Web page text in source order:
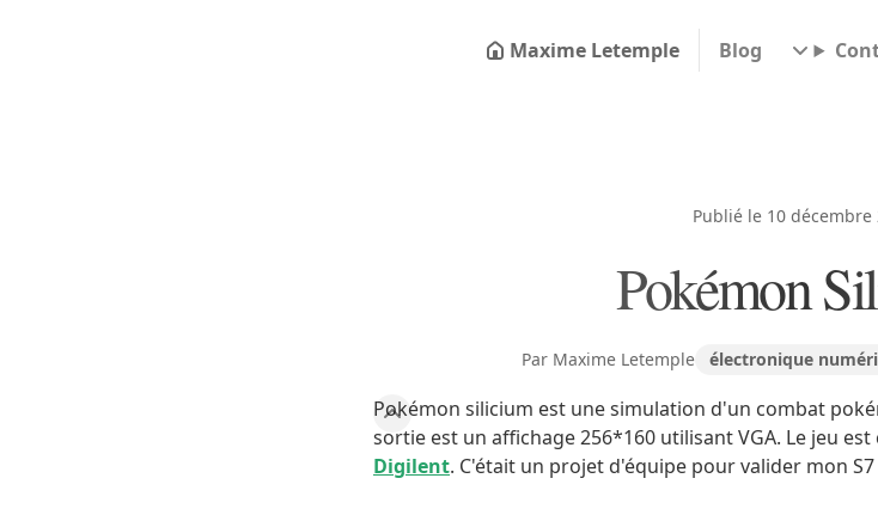
Maxime Letemple Blog
Publié le 10 décembre
Pokémon
Par Maxime Letemple électronique
Pokémon silicium est une simulation d'un combat
sortie est un affichage 256*160 utilisant VGA. Le jeu
Digilent. C'était un projet d'équipe pour valider mon